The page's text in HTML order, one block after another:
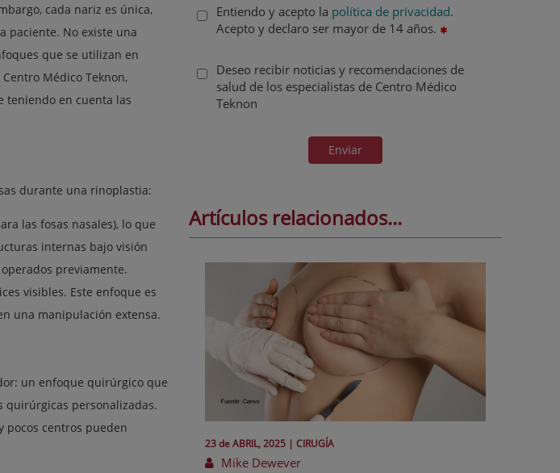
cada nariz es única,
paciente. No existe una
que se utilizan en
Médico Teknon,
teniendo en cuenta las
durante una rinoplastia:
las fosas nasales), lo que
internas bajo visión
previamente.
visibles. Este enfoque es
una manipulación extensa.
un enfoque quirúrgico que
quirúrgicas personalizadas.
pocos centros pueden
Entiendo y acepto la política de privacidad.
Acepto y declaro ser mayor de 14 años.
Deseo recibir noticias y recomendaciones de
salud de los especialistas de Centro Médico
Teknon
Enviar
Artículos relacionados...
23 deABRIL, 2025 | CIRUGÍA
Mike Dewever